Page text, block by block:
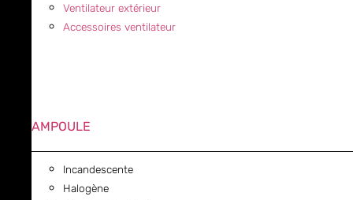
Ventilateur extérieur
Accessoires ventilateur
AMPOULE
Incandescente
Halogène